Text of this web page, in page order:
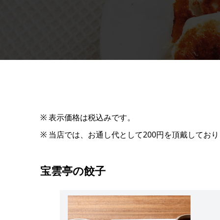
※ 表示価格は税込みです。
※ 当店では、お通し代として200円を頂戴してお
宝雲亭の餃子